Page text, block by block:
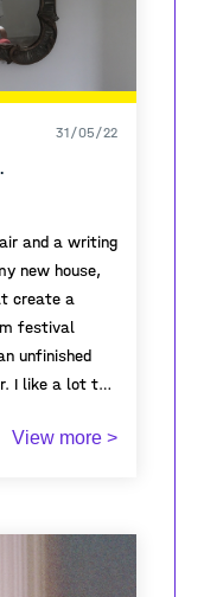
31/05/22
and a writing
new house,
create a
festival
unfinished
I like a lot the
board...
at the portrait
to my writing
View more >